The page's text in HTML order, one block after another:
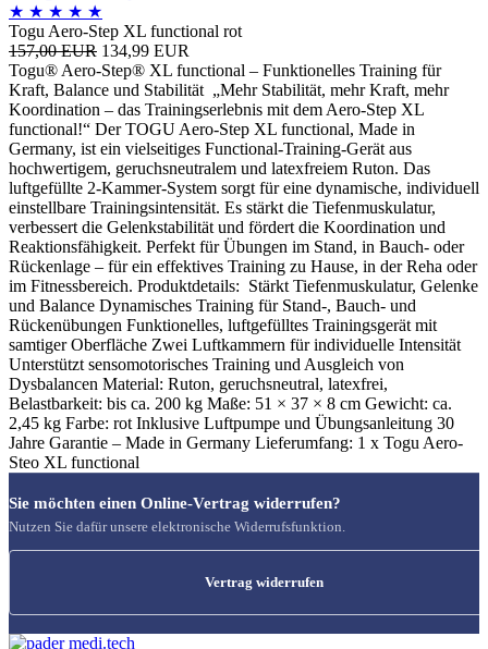
★ ★ ★ ★ ★
Togu Aero-Step XL functional rot
157,00 EUR 134,99 EUR
Togu® Aero-Step® XL functional – Funktionelles Training für
Kraft, Balance und Stabilität „Mehr Stabilität, mehr Kraft, mehr
Koordination – das Trainingserlebnis mit dem Aero-Step XL
functional!“ Der TOGU Aero-Step XL functional, Made in
Germany, ist ein vielseitiges Functional-Training-Gerät aus
hochwertigem, geruchsneutralem und latexfreiem Ruton. Das
luftgefüllte 2-Kammer-System sorgt für eine dynamische, individuell
einstellbare Trainingsintensität. Es stärkt die Tiefenmuskulatur,
verbessert die Gelenkstabilität und fördert die Koordination und
Reaktionsfähigkeit. Perfekt für Übungen im Stand, in Bauch- oder
Rückenlage – für ein effektives Training zu Hause, in der Reha oder
im Fitnessbereich. Produktdetails: Stärkt Tiefenmuskulatur, Gelenke
und Balance Dynamisches Training für Stand-, Bauch- und
Rückenübungen Funktionelles, luftgefülltes Trainingsgerät mit
samtiger Oberfläche Zwei Luftkammern für individuelle Intensität
Unterstützt sensomotorisches Training und Ausgleich von
Dysbalancen Material: Ruton, geruchsneutral, latexfrei,
Belastbarkeit: bis ca. 200 kg Maße: 51 × 37 × 8 cm Gewicht: ca.
2,45 kg Farbe: rot Inklusive Luftpumpe und Übungsanleitung 30
Jahre Garantie – Made in Germany Lieferumfang: 1 x Togu Aero-
Steo XL functional
Sie möchten einen Online-Vertrag widerrufen?
Nutzen Sie dafür unsere elektronische Widerrufsfunktion.
Vertrag widerrufen